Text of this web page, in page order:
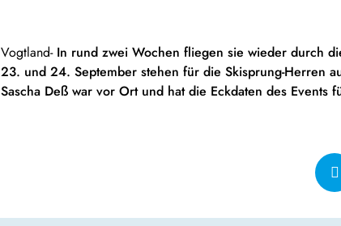
Vogtland-In rund zwei Wochen fliegen sie wieder durch
23. und 24. September stehen für die Skisprung-Herren
Sascha Deß war vor Ort und hat die Eckdaten des Events